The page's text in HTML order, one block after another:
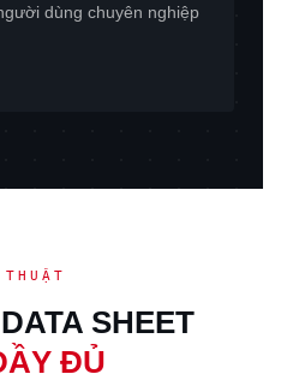
dùng chuyên nghiệp
SHEET
ĐỦ